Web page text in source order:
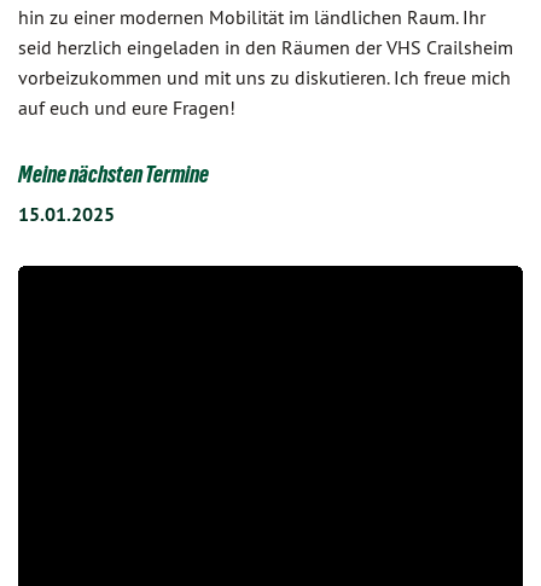
hin zu einer modernen Mobilität im ländlichen Raum. Ihr
seid herzlich eingeladen in den Räumen der VHS Crailsheim
vorbeizukommen und mit uns zu diskutieren. Ich freue mich
auf euch und eure Fragen!
Meine nächsten Termine
15.01.2025